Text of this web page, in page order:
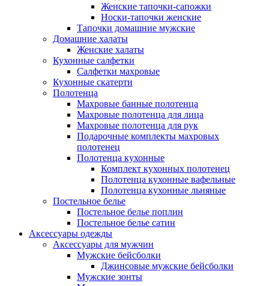
Женские тапочки-сапожки
Носки-тапочки женские
Тапочки домашние мужские
Домашние халаты
Женские халаты
Кухонные салфетки
Салфетки махровые
Кухонные скатерти
Полотенца
Махровые банные полотенца
Махровые полотенца для лица
Махровые полотенца для рук
Подарочные комплекты махровых
полотенец
Полотенца кухонные
Комплект кухонных полотенец
Полотенца кухонные вафельные
Полотенца кухонные льняные
Постельное белье
Постельное белье поплин
Постельное белье сатин
Аксессуары одежды
Аксессуары для мужчин
Мужские бейсболки
Джинсовые мужские бейсболки
Мужские зонты